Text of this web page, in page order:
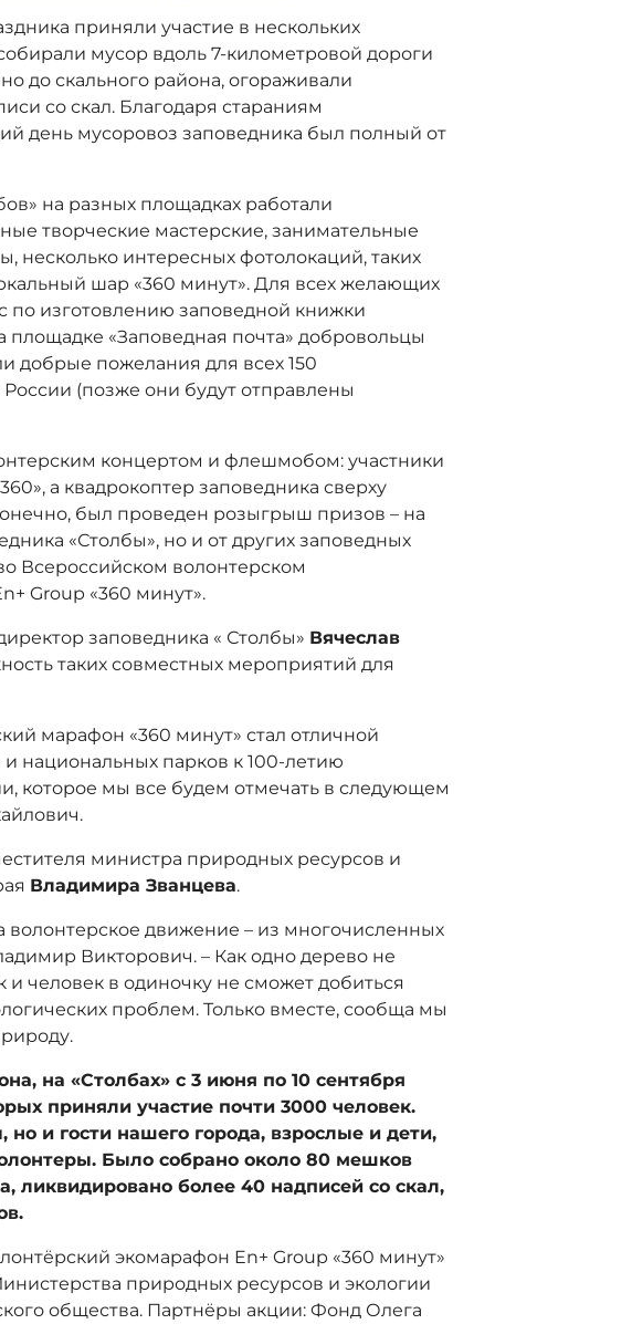
приняли участие в нескольких
мусор вдоль 7-километровой дороги
до скального района, огораживали
со скал. Благодаря стараниям
день мусоровоз заповедника был полный от
на разных площадках работали
творческие мастерские, занимательные
несколько интересных фотолокаций, таких
шар «360 минут». Для всех желающих
по изготовлению заповедной книжки
«Заповедная почта» добровольцы
добрые пожелания для всех 150
(позже они будут отправлены
концертом и флешмобом: участники
а квадрокоптер заповедника сверху
был проведен розыгрыш призов – на
«Столбы», но и от других заповедных
Всероссийском волонтерском
Group «360 минут».
заповедника « Столбы» Вячеслав
таких совместных мероприятий для
марафон «360 минут» стал отличной
национальных парков к 100-летию
которое мы все будем отмечать в следующем
министра природных ресурсов и
Владимира Званцева.
волонтерское движение – из многочисленных
Викторович. – Как одно дерево не
и человек в одиночку не сможет добиться
проблем. Только вместе, сообща мы
на «Столбах» с 3 июня по 10 сентября
приняли участие почти 3000 человек.
но и гости нашего города, взрослые и дети,
Было собрано около 80 мешков
ликвидировано более 40 надписей со скал,
экомарафон En+ Group «360 минут»
природных ресурсов и экологии
общества. Партнёры акции: Фонд Олега